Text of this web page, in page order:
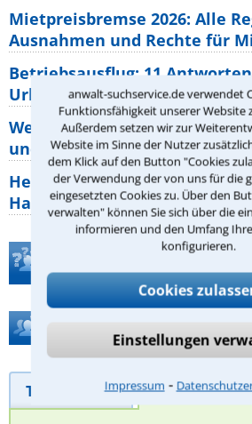
anwalt-suchservice.de verwendet
Funktionsfähigkeit unserer Website
Außerdem setzen wir zur
Website im Sinne der Nutzer
dem Klick auf den Button "Cookies
der Verwendung der von uns für die
eingesetzten Cookies zu. Über den
verwalten" können Sie sich über die
informieren und den Umfang
konfigurieren.
Cookies
Einstellungen
Impressum ⁃
Mietpreisbremse 2026: Alle
Ausnahmen und Rechte für
Betriebsausflug: 11
Urlaub, Arbeitszeit
Welche Rechte hat der Käufer
und wie macht man sie
Heizungsaustausch abgesagt:
Hauseigentümer jetzt zum
Hilfe bei Ihrer
Telefonhilfe